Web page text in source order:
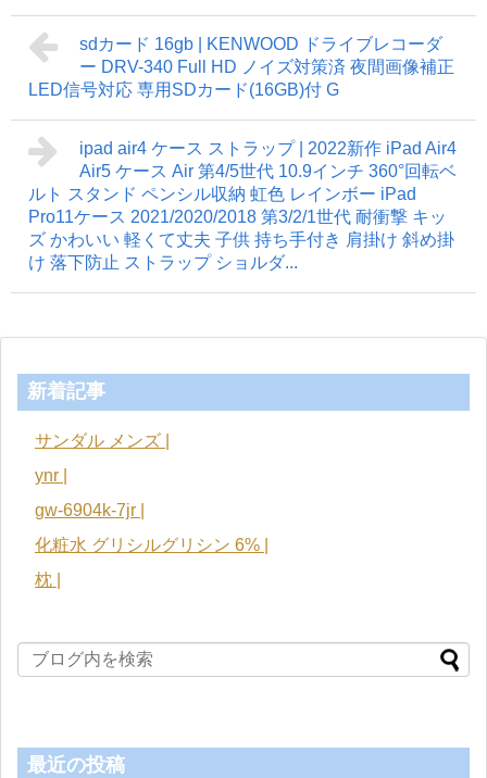
sdカード 16gb | KENWOOD ドライブレコーダ
ー DRV-340 Full HD ノイズ対策済 夜間画像補正
LED信号対応 専用SDカード(16GB)付 G
ipad air4 ケース ストラップ | 2022新作 iPad Air4
Air5 ケース Air 第4/5世代 10.9インチ 360°回転ベ
ルト スタンド ペンシル収納 虹色 レインボー iPad
Pro11ケース 2021/2020/2018 第3/2/1世代 耐衝撃 キッ
ズ かわいい 軽くて丈夫 子供 持ち手付き 肩掛け 斜め掛
け 落下防止 ストラップ ショルダ...
新着記事
サンダル メンズ |
ynr |
gw-6904k-7jr |
化粧水 グリシルグリシン 6% |
枕 |
最近の投稿